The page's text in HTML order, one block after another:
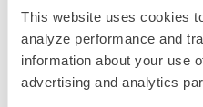
This website uses cookies
analyze performance and
information about your use
advertising and analytics